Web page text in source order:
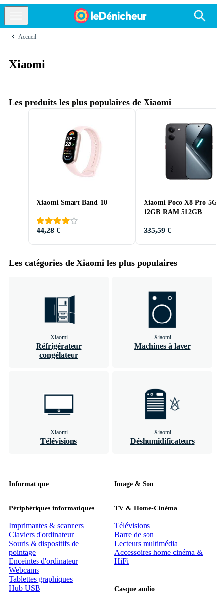
Accueil
Xiaomi
Les produits les plus populaires de Xiaomi
Xiaomi Smart Band 10
44,28 €
Xiaomi Poco X8 Pro 5G
12GB RAM 512GB
335,59 €
Les catégories de Xiaomi les plus populaires
Xiaomi
Réfrigérateur
congélateur
Xiaomi
Machines à laver
Xiaomi
Télévisions
Xiaomi
Déshumidificateurs
Informatique
Périphériques informatiques
Imprimantes & scanners
Claviers d'ordinateur
Souris & dispositifs de
pointage
Enceintes d'ordinateur
Webcams
Tablettes graphiques
Hub USB
Image & Son
TV & Home-Cinéma
Télévisions
Barre de son
Lecteurs multimédia
Accessoires home cinéma &
HiFi
Casque audio